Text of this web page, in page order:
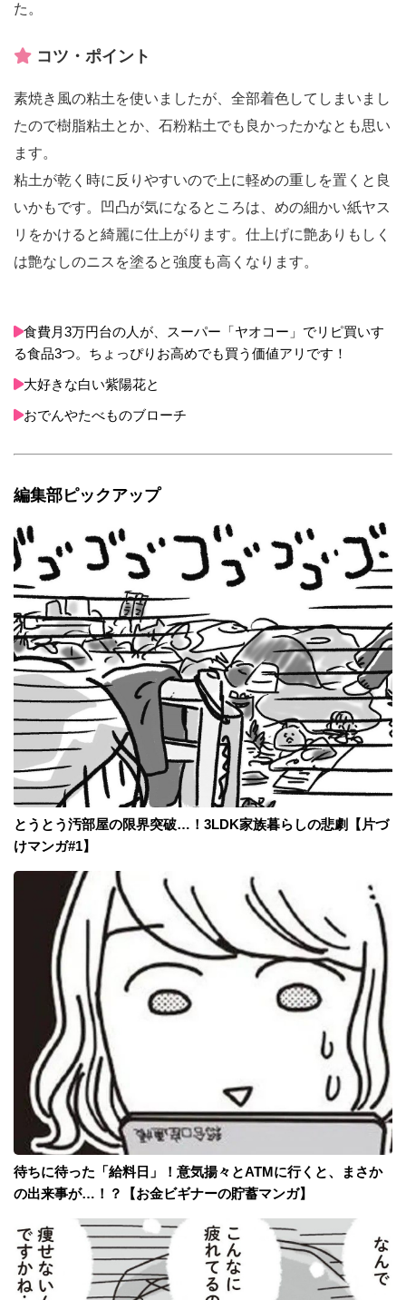
た。
コツ・ポイント
素焼き風の粘土を使いましたが、全部着色してしまいまし
たので樹脂粘土とか、石粉粘土でも良かったかなとも思い
ます。
粘土が乾く時に反りやすいので上に軽めの重しを置くと良
いかもです。凹凸が気になるところは、めの細かい紙ヤス
リをかけると綺麗に仕上がります。仕上げに艶ありもしく
は艶なしのニスを塗ると強度も高くなります。
食費月3万円台の人が、スーパー「ヤオコー」でリピ買いす
る食品3つ。ちょっぴりお高めでも買う価値アリです！
大好きな白い紫陽花と
おでんやたべものブローチ
編集部ピックアップ
とうとう汚部屋の限界突破…！3LDK家族暮らしの悲劇【片づ
けマンガ#1】
待ちに待った「給料日」！意気揚々とATMに行くと、まさか
の出来事が…！？【お金ビギナーの貯蓄マンガ】